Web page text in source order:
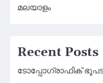
മലയാളം
Recent Posts
ടോപ്പോഗ്രാഫിക്